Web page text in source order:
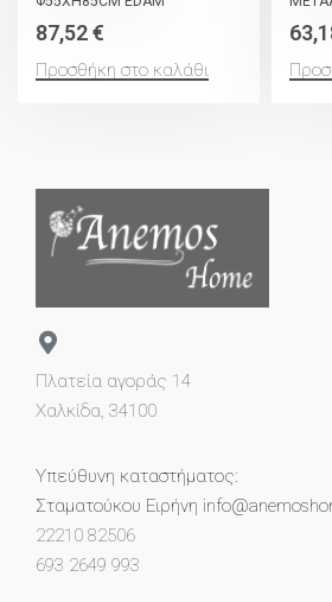
87,52€
Προσθήκη στο καλάθι
Πλατεία αγοράς 14
Χαλκίδα, 34100
Υπεύθυνη καταστήματος:
Σταματούκου Ειρήνη
22210 82506
693 2649 993